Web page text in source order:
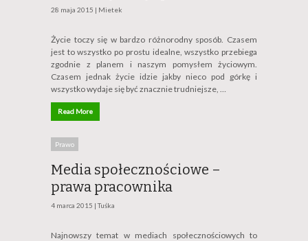
28 maja 2015 | Mietek
Życie toczy się w bardzo różnorodny sposób. Czasem
jest to wszystko po prostu idealne, wszystko przebiega
zgodnie z planem i naszym pomysłem życiowym.
Czasem jednak życie idzie jakby nieco pod górkę i
wszystko wydaje się być znacznie trudniejsze, …
Read More
Prawo
Media społecznościowe –
prawa pracownika
4 marca 2015 |Tuśka
Najnowszy temat w mediach społecznościowych to